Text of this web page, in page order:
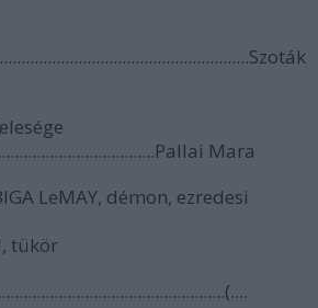
Mara
LeMAY, démon, ezredesi
tükör